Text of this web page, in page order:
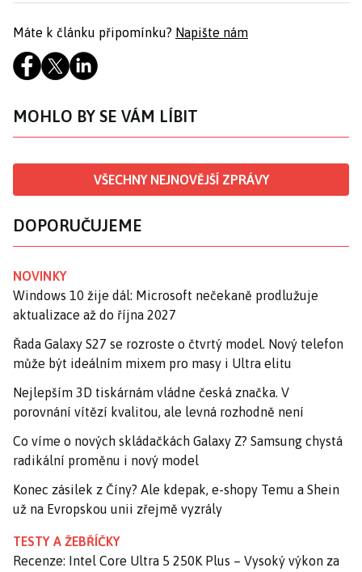
Máte k článku připomínku? Napište nám
MOHLO BY SE VÁM LÍBIT
VŠECHNY NEJNOVĚJŠÍ ZPRÁVY
DOPORUČUJEME
NOVINKY
Windows 10 žije dál: Microsoft nečekaně prodlužuje
aktualizace až do října 2027
Řada Galaxy S27 se rozroste o čtvrtý model. Nový telefon
může být ideálním mixem pro masy i Ultra elitu
Nejlepším 3D tiskárnám vládne česká značka. V
porovnání vítězí kvalitou, ale levná rozhodně není
Co víme o nových skládačkách Galaxy Z? Samsung chystá
radikální proměnu i nový model
Konec zásilek z Číny? Ale kdepak, e-shopy Temu a Shein
už na Evropskou unii zřejmě vyzrály
TESTY A ŽEBŘÍČKY
Recenze: Intel Core Ultra 5 250K Plus – Vysoký výkon za